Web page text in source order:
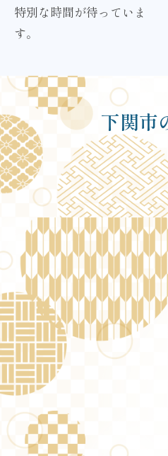
特別な時間が待っていま
す。
下関市